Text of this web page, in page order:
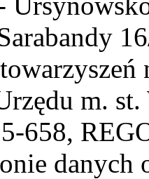
m.
658,
danych